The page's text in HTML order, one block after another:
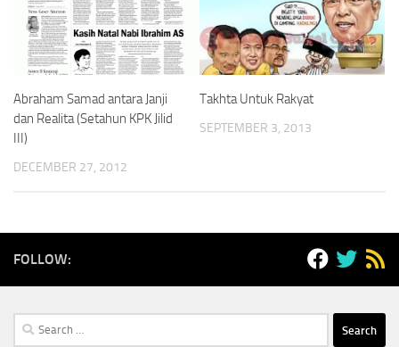
Abraham Samad antara Janji
dan Realita (Setahun KPK Jilid
III)
DECEMBER 27, 2012
Takhta Untuk Rakyat
SEPTEMBER 3, 2013
FOLLOW:
Search